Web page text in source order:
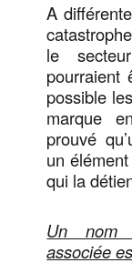
A
le
pourraient
possible
marque
prouvé
un
qui la
Un nom
associée